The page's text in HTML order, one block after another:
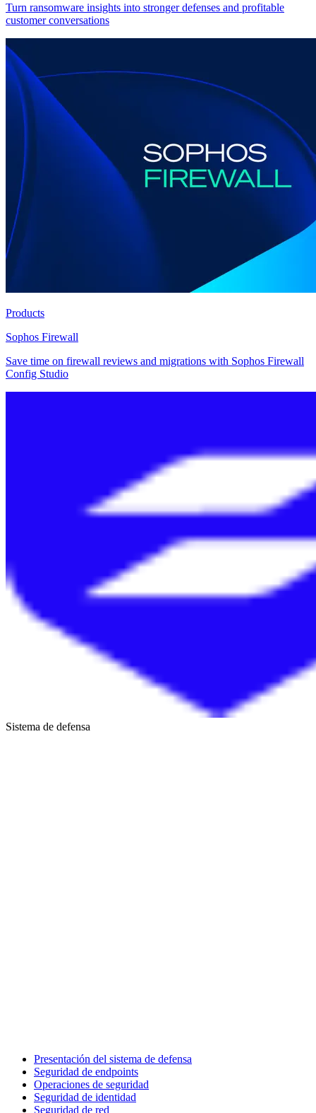
Turn ransomware insights into stronger defenses and profitable
customer conversations
Products
Sophos Firewall
Save time on firewall reviews and migrations with Sophos Firewall
Config Studio
Sistema de defensa
Presentación del sistema de defensa
Seguridad de endpoints
Operaciones de seguridad
Seguridad de identidad
Seguridad de red